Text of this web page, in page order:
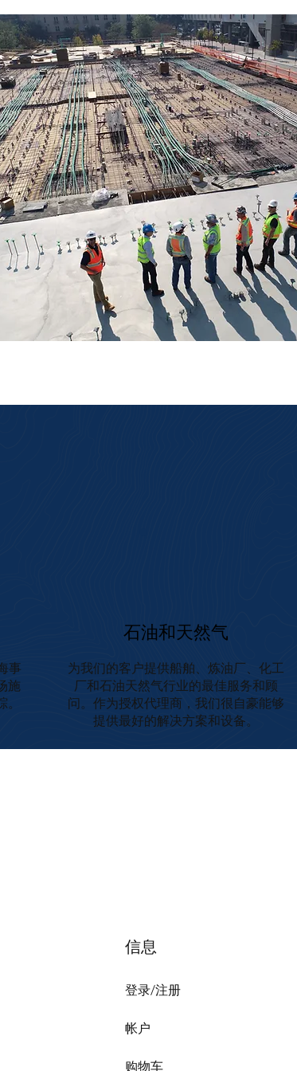
事
施
石油和天然气
为我们的客户提供船舶、炼油厂、化工
厂和石油天然气行业的最佳服务和顾
问。作为授权代理商，我们很自豪能够
提供最好的解决方案和设备。
信息
登录/注册
帐户
购物车